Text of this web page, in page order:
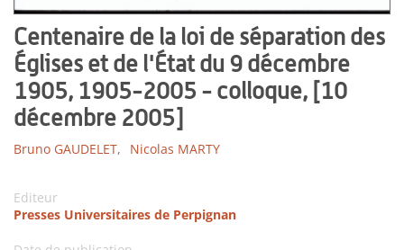
Centenaire de la loi de séparation des
Églises et de l'État du 9 décembre
1905, 1905-2005 - colloque, [10
décembre 2005]
Bruno GAUDELET, Nicolas MARTY
Editeur
Presses Universitaires de Perpignan